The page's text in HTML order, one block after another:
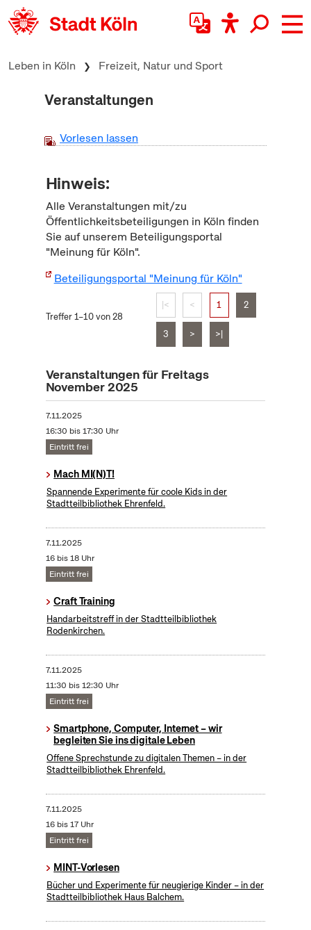
zum Inhalt springen
Leben in Köln Freizeit, Natur und Sport
Veranstaltungen
Vorlesen lassen
Hinweis:
Alle Veranstaltungen mit/zu
Öffentlichkeitsbeteiligungen in Köln finden
Sie auf unserem Beteiligungsportal
"Meinung für Köln".
Beteiligungsportal "Meinung für Köln"
Treffer 1–10 von 28
|< < 1 2
3 > >|
Veranstaltungen für Freitags
November 2025
7.11.2025
16:30 bis 17:30 Uhr
Eintritt frei
Mach MI(N)T!
Spannende Experimente für coole Kids in der
Stadtteilbibliothek Ehrenfeld.
7.11.2025
16 bis 18 Uhr
Eintritt frei
Craft Training
Handarbeitstreff in der Stadtteilbibliothek
Rodenkirchen.
7.11.2025
11:30 bis 12:30 Uhr
Eintritt frei
Smartphone, Computer, Internet – wir
begleiten Sie ins digitale Leben
Offene Sprechstunde zu digitalen Themen – in der
Stadtteilbibliothek Ehrenfeld.
7.11.2025
16 bis 17 Uhr
Eintritt frei
MINT-Vorlesen
Bücher und Experimente für neugierige Kinder – in der
Stadtteilbibliothek Haus Balchem.